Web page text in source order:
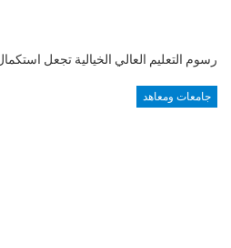
رسوم التعليم العالي الخيالية تجعل
جامعات ومعاهد